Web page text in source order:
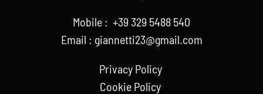
Mobile : +39 329 5488 540
Email : giannetti23@gmail.com
Privacy Policy
Cookie Policy